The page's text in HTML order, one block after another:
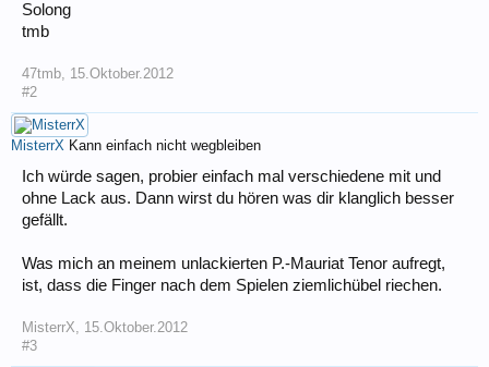
Solong
tmb
47tmb, 15.Oktober.2012
#2
MisterrX Kann einfach nicht wegbleiben
Ich würde sagen, probier einfach mal verschiedene mit und
ohne Lack aus. Dann wirst du hören was dir klanglich besser
gefällt.
Was mich an meinem unlackierten P.-Mauriat Tenor aufregt,
ist, dass die Finger nach dem Spielen ziemlichübel riechen.
MisterrX, 15.Oktober.2012
#3